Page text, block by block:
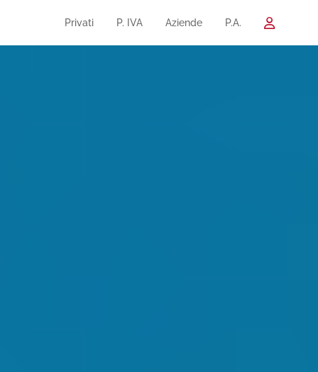
Privati P. IVA Aziende P.A.